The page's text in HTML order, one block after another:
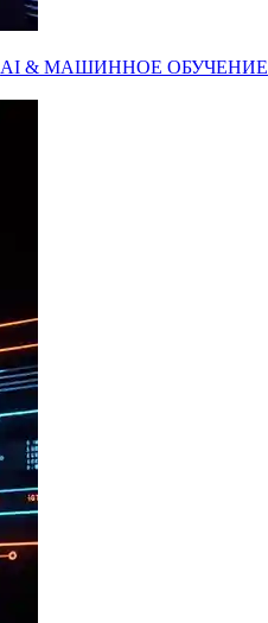
AI & МАШИННОЕ ОБУЧЕНИЕ